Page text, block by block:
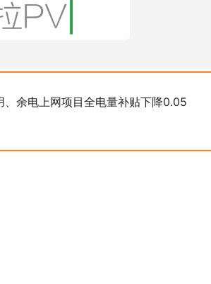
余电上网项目全电量补贴下降0.05